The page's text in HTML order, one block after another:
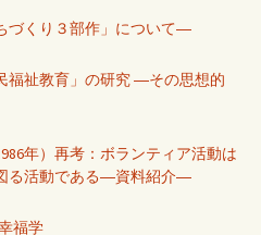
づくり３部作」について―
祉教育」の研究 ―その思想的
年）再考：ボランティア活動は
る活動である―資料紹介―
福学